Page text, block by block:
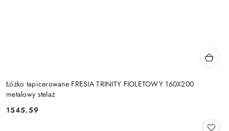
Łóżko tapicerowane FRESIA TRINITY FIOLETOWY 160X200
metalowy stelaż
Cena:
1545.59